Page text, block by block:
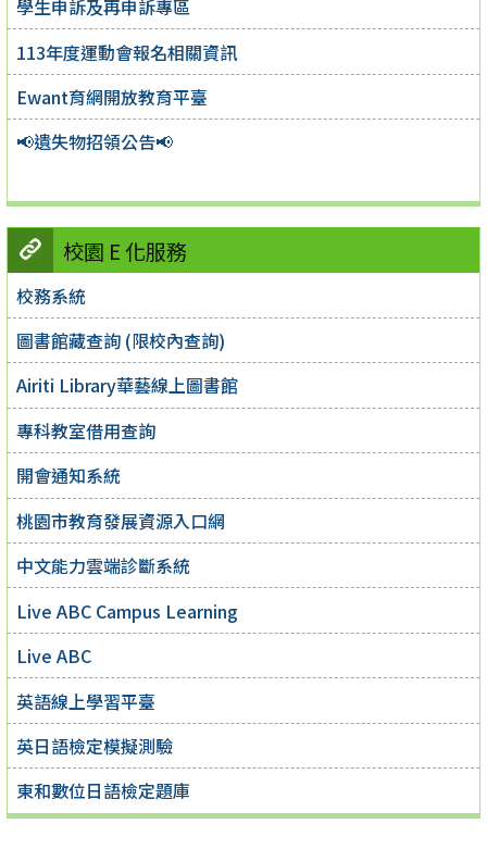
學生申訴及再申訴專區
113年度運動會報名相關資訊
Ewant育網開放教育平臺
📢遺失物招領公告📢
校園 E 化服務
校務系統
圖書館藏查詢 (限校內查詢)
Airiti Library華藝線上圖書館
專科教室借用查詢
開會通知系統
桃園市教育發展資源入口網
中文能力雲端診斷系統
Live ABC Campus Learning
Live ABC
英語線上學習平臺
英日語檢定模擬測驗
東和數位日語檢定題庫